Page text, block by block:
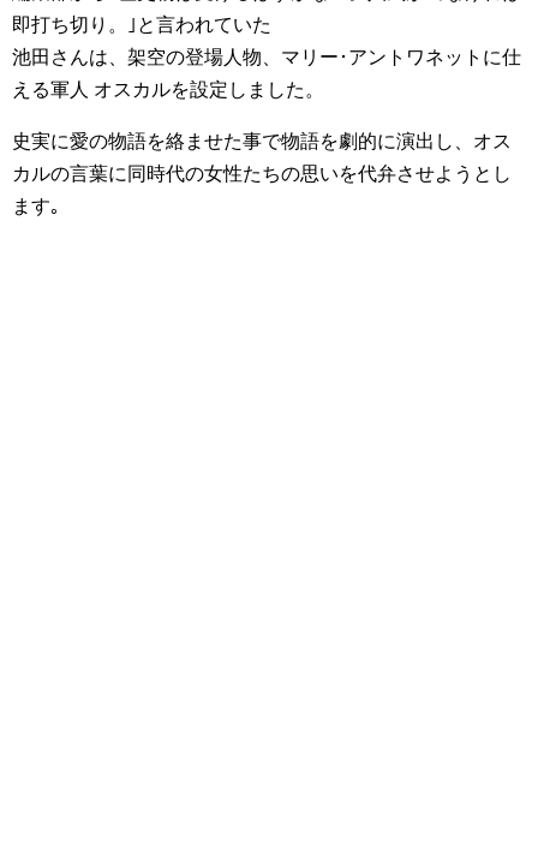
即打ち切り。｣と言われていた
池田さんは、架空の登場人物、マリー･アントワネットに仕
える軍人 オスカルを設定しました。
史実に愛の物語を絡ませた事で物語を劇的に演出し、オス
カルの言葉に同時代の女性たちの思いを代弁させようとし
ます｡